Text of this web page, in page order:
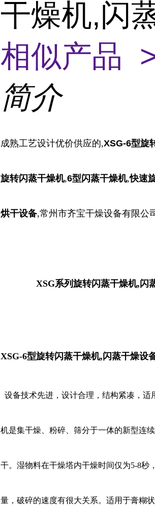
干燥机,闪
相似产品
简介
成熟工艺设计优价供应的,XSG-6型旋
旋转闪蒸干燥机,6型闪蒸干燥机,快速
烘干设备,常州市齐宝干燥设备有限公
XSG系列旋转闪蒸干燥机,闪
XSG-6型旋转闪蒸干燥机,闪蒸干燥设
设备技术先进，设计合理，结构紧凑，
机是集干燥、粉碎、筛分于一体的新型连
干。湿物料在干燥塔内干燥时间仅为5-8
量，破碎的速度有很大关系。适用于膏糊